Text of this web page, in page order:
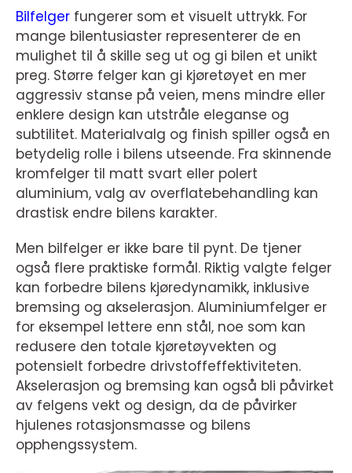
Bilfelger fungerer som et visuelt uttrykk. For
mange bilentusiaster representerer de en
mulighet til å skille seg ut og gi bilen et unikt
preg. Større felger kan gi kjøretøyet en mer
aggressiv stanse på veien, mens mindre eller
enklere design kan utstråle eleganse og
subtilitet. Materialvalg og finish spiller også en
betydelig rolle i bilens utseende. Fra skinnende
kromfelger til matt svart eller polert
aluminium, valg av overflatebehandling kan
drastisk endre bilens karakter.
Men bilfelger er ikke bare til pynt. De tjener
også flere praktiske formål. Riktig valgte felger
kan forbedre bilens kjøredynamikk, inklusive
bremsing og akselerasjon. Aluminiumfelger er
for eksempel lettere enn stål, noe som kan
redusere den totale kjøretøyvekten og
potensielt forbedre drivstoffeffektiviteten.
Akselerasjon og bremsing kan også bli påvirket
av felgens vekt og design, da de påvirker
hjulenes rotasjonsmasse og bilens
opphengssystem.